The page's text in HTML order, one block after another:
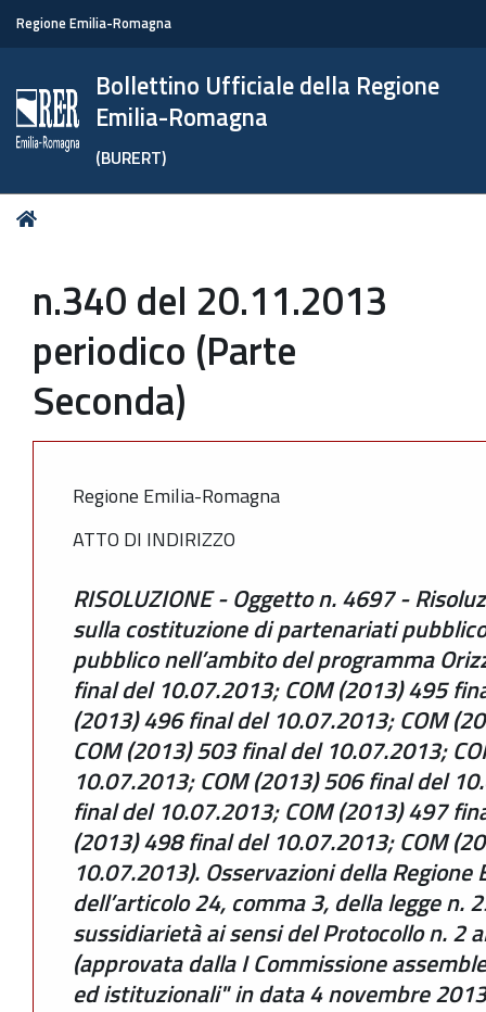
Regione Emilia-Romagna
Bollettino Ufficiale della Regione
Emilia-Romagna
(BURERT)
Tu
n.340 del 20.11.2013
periodico (Parte
Seconda)
Regione Emilia-Romagna
ATTO DI INDIRIZZO
RISOLUZIONE - Oggetto n. 4697 -
sulla costituzione di partenariati
pubblico nell’ambito del programma
final del 10.07.2013; COM (2013) 495
(2013) 496 final del 10.07.2013; COM
COM (2013) 503 final del 10.07.2013;
10.07.2013; COM (2013) 506 final del
final del 10.07.2013; COM (2013) 497
(2013) 498 final del 10.07.2013; COM
10.07.2013). Osservazioni della
dell’articolo 24, comma 3, della legge n.
sussidiarietà ai sensi del Protocollo n. 2
(approvata dalla I Commissione
ed istituzionali" in data 4 novembre